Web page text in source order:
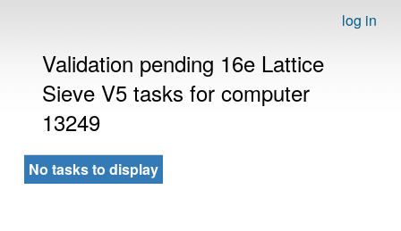
log in
Validation pending 16e Lattice
Sieve V5 tasks for computer
13249
No tasks to display